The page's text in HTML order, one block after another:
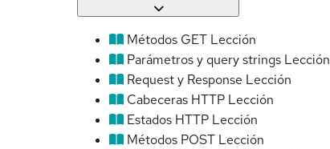
Métodos GET Lección
Parámetros y query strings Lección
Request y Response Lección
Cabeceras HTTP Lección
Estados HTTP Lección
Métodos POST Lección